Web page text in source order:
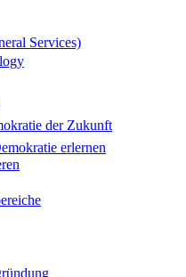
Services)
der Zukunft
erlernen